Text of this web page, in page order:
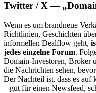
Twitter / X —
Wenn es um brandneue
Richtlinien, Geschichten
informellen Dealflow geht,
jedes einzelne Forum.
Domain-Investoren, Broker
die Nachrichten sehen,
Der Nachteil ist, dass es auf
– gut für einen Newsfeed,